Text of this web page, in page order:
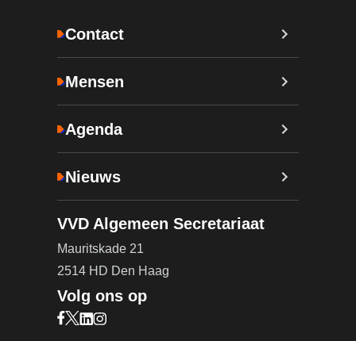
Contact
Mensen
Agenda
Nieuws
VVD Algemeen Secretariaat
Mauritskade 21
2514 HD Den Haag
Volg ons op
Bezoek onze Facebook pagina (opent in nieuw
Bezoek onze X pagina (opent in nieuw tabblad)
Bezoek onze LinkedIn pagina (opent in nieuw
Bezoek onze Instagram pagina (opent in